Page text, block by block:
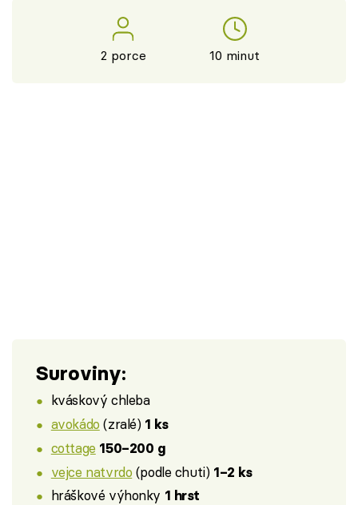
2 porce 10 minut
Suroviny:
kváskový chleba
avokádo (zralé) 1 ks
cottage 150–200 g
vejce natvrdo (podle chuti) 1–2 ks
hráškové výhonky 1 hrst